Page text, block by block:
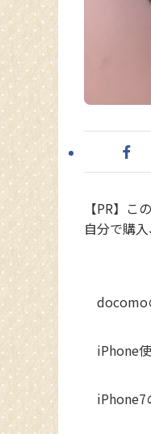
【PR】
自分で購
docomo
iPhone
iPhone7